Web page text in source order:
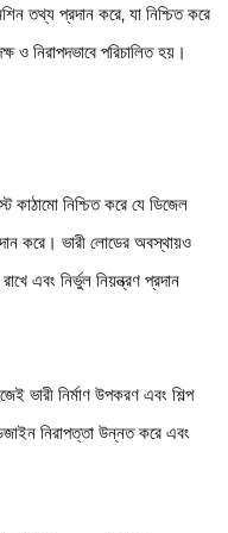
তথ্য প্রদান করে, যা নিশ্চিত করে
ও নিরাপদভাবে পরিচালিত হয়।
কাঠামো নিশ্চিত করে যে ডিজেল
করে। ভারী লোডের অবস্থায়ও
এবং নির্ভুল নিয়ন্ত্রণ প্রদান
ভারী নির্মাণ উপকরণ এবং শিল্প
নিরাপত্তা উন্নত করে এবং